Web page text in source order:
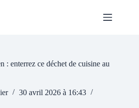
: enterrez ce déchet de cuisine au
30 avril 2026 à 16:43